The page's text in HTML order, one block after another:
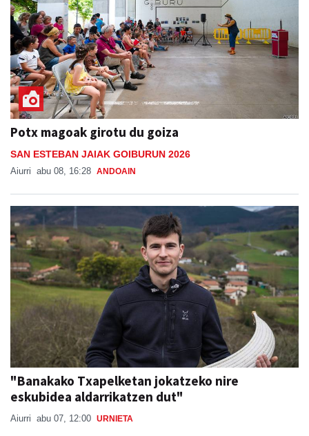
Potx magoak girotu du goiza
SAN ESTEBAN JAIAK GOIBURUN 2026
Aiurri abu 08, 16:28 ANDOAIN
"Banakako Txapelketan jokatzeko nire
eskubidea aldarrikatzen dut"
Aiurri abu 07, 12:00 URNIETA